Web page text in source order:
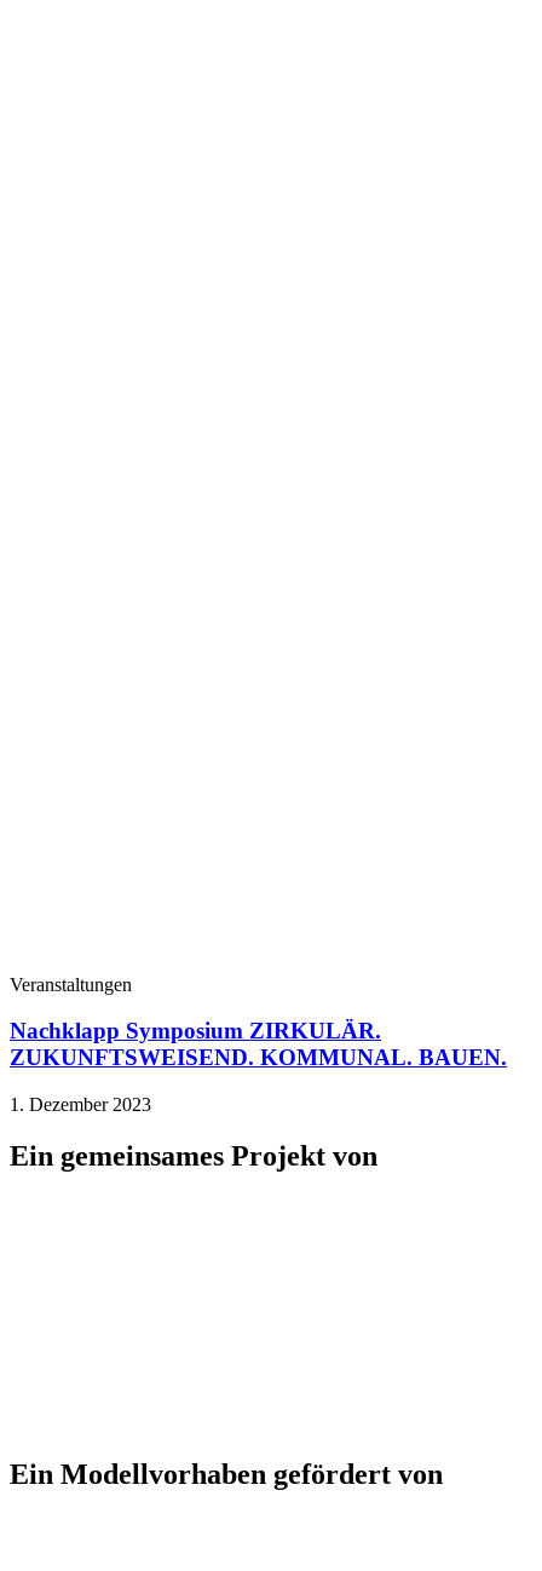
Veranstaltungen
Nachklapp Symposium ZIRKULÄR.
ZUKUNFTSWEISEND. KOMMUNAL. BAUEN.
1. Dezember 2023
Ein gemeinsames Projekt von
Ein Modellvorhaben gefördert von